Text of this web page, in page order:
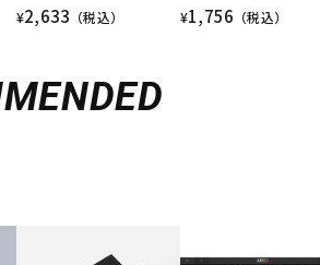
¥2,633 （税込） ¥1,756 （税込）